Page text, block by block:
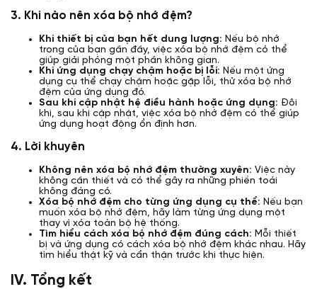
3. Khi nào nên xóa bộ nhớ đệm?
Khi thiết bị của bạn hết dung lượng: Nếu bộ nhớ
trong của bạn gần đầy, việc xóa bộ nhớ đệm có thể
giúp giải phóng một phần không gian.
Khi ứng dụng chạy chậm hoặc bị lỗi: Nếu một ứng
dụng cụ thể chạy chậm hoặc gặp lỗi, thử xóa bộ nhớ
đệm của ứng dụng đó.
Sau khi cập nhật hệ điều hành hoặc ứng dụng: Đôi
khi, sau khi cập nhật, việc xóa bộ nhớ đệm có thể giúp
ứng dụng hoạt động ổn định hơn.
4. Lời khuyên
Không nên xóa bộ nhớ đệm thường xuyên: Việc này
không cần thiết và có thể gây ra những phiền toái
không đáng có.
Xóa bộ nhớ đệm cho từng ứng dụng cụ thể: Nếu bạn
muốn xóa bộ nhớ đệm, hãy làm từng ứng dụng một
thay vì xóa toàn bộ hệ thống.
Tìm hiểu cách xóa bộ nhớ đệm đúng cách: Mỗi thiết
bị và ứng dụng có cách xóa bộ nhớ đệm khác nhau. Hãy
tìm hiểu thật kỹ và cẩn thận trước khi thực hiện.
IV. Tổng kết